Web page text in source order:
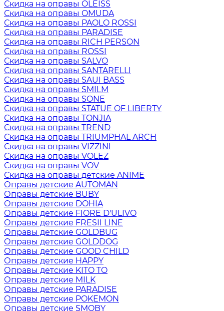
Скидка на оправы OLEISS
Скидка на оправы OMUDA
Скидка на оправы PAOLO ROSSI
Скидка на оправы PARADISE
Скидка на оправы RICH PERSON
Скидка на оправы ROSSI
Скидка на оправы SALVO
Скидка на оправы SANTARELLI
Скидка на оправы SAUI BASS
Скидка на оправы SMILM
Скидка на оправы SONE
Скидка на оправы STATUE OF LIBERTY
Скидка на оправы TONJIA
Скидка на оправы TREND
Скидка на оправы TRIUMPHAL ARCH
Скидка на оправы VIZZINI
Скидка на оправы VOLEZ
Скидка на оправы VOV
Скидка на оправы детские ANIME
Оправы детские AUTOMAN
Оправы детские BUBY
Оправы детские DOHIA
Оправы детские FIORE D'ULIVO
Оправы детские FRESII LINE
Оправы детские GOLDBUG
Оправы детские GOLDDOG
Оправы детские GOOD CHILD
Оправы детские HAPPY
Оправы детские KITO TO
Оправы детские MILK
Оправы детские PARADISE
Оправы детские POKEMON
Оправы детские SMOBY